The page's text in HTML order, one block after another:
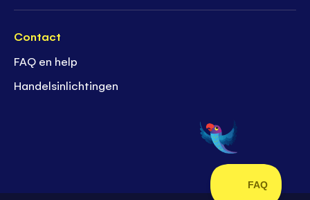
Contact
FAQ en help
Handelsinlichtingen